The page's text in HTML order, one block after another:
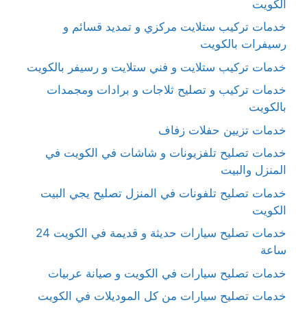
الكويت
خدمات تركيب ستلايت مركزي و تمديد قسائم و
رسيفرات بالكويت
خدمات تركيب ستلايت و فني ستلايت و رسيفر بالكويت
خدمات تركيب و تصليح ثلاجات و برادات ومجمدات
بالكويت
خدمات تزيين حفلات زفاف
خدمات تصليح تلفزيونات و شاشات في الكويت في
المنزل والبيت
خدمات تصليح تلفونات في المنزل تصليح يجي البيت
الكويت
خدمات تصليح سيارات حديثة و قديمة في الكويت 24
ساعة
خدمات تصليح سيارات في الكويت و صيانة عربيات
خدمات تصليح سيارات من كل الموديلات في الكويت